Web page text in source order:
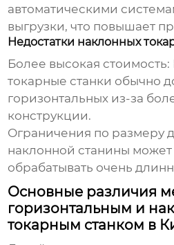
автоматическими
выгрузки, что повышает
Недостатки наклонных
Более высокая стоимость:
токарные станки обычно
горизонтальных из-за
конструкции.
Ограничения по размеру
наклонной станины
обрабатывать очень
Основные различия
горизонтальным и
токарным станком в